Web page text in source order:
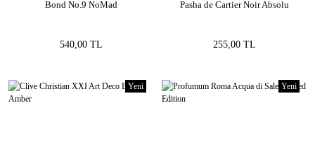
Bond No.9 NoMad
540,00 TL
Pasha de Cartier Noir Absolu
255,00 TL
Yeni Yeni